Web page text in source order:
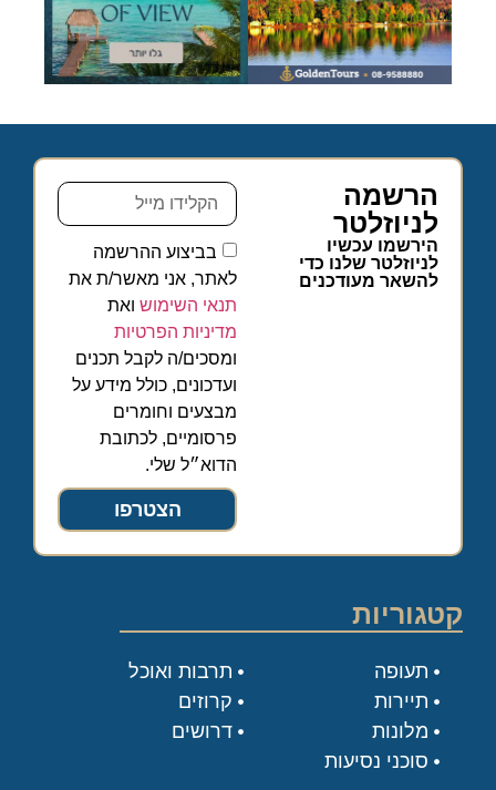
הרשמה
לניוזלטר
הירשמו עכשיו
לניוזלטר שלנו כדי
להשאר מעודכנים
בביצוע ההרשמה
לאתר, אני מאשר/ת את
תנאי השימוש ואת
מדיניות הפרטיות
ומסכים/ה לקבל תכנים
ועדכונים, כולל מידע על
מבצעים וחומרים
פרסומיים, לכתובת
הדוא״ל שלי.
הצטרפו
קטגוריות
תעופה
תיירות
מלונות
סוכני נסיעות
תרבות ואוכל
קרוזים
דרושים